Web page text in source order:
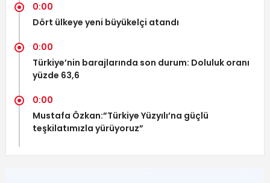
0:00
Dört ülkeye yeni büyükelçi atandı
0:00
Türkiye’nin barajlarında son durum: Doluluk oranı
yüzde 63,6
0:00
Mustafa Özkan:”Türkiye Yüzyılı’na güçlü
teşkilatımızla yürüyoruz”